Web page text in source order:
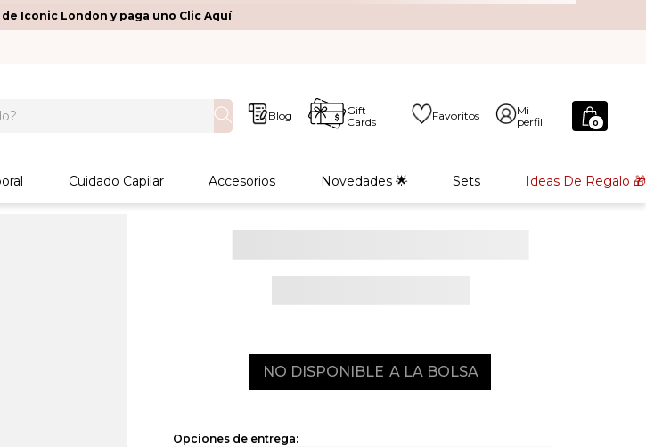
Iconic London y paga uno Clic Aquí
Blog
Gift
Cards
Favoritos
Mi
perfil
0
Cuidado Capilar Accesorios Novedades 🌟 Sets Ideas De Regalo 🎁
NO DISPONIBLE
Opciones de entrega: